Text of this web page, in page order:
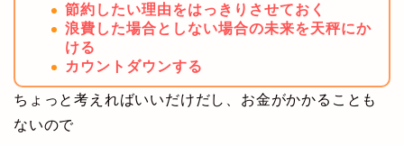
節約したい理由をはっきりさせておく
浪費した場合としない場合の未来を天秤にか
ける
カウントダウンする
ちょっと考えればいいだけだし、お金がかかることも
ないので